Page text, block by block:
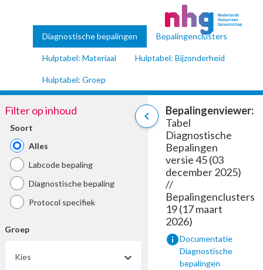
Diagnostische bepalingen Bepalingenclusters
Hulptabel: Materiaal Hulptabel: Bijzonderheid
Hulptabel: Groep
chevron_left
Filter op inhoud
Soort
Alles
Labcode bepaling
Diagnostische bepaling
Protocol specifiek
Groep
Kies
Bepalingenviewer:
Tabel
Diagnostische
Bepalingen
versie 45 (03
december 2025)
//
Bepalingenclusters
19 (17 maart
2026)
infoDocumentatie
Diagnostische
bepalingen